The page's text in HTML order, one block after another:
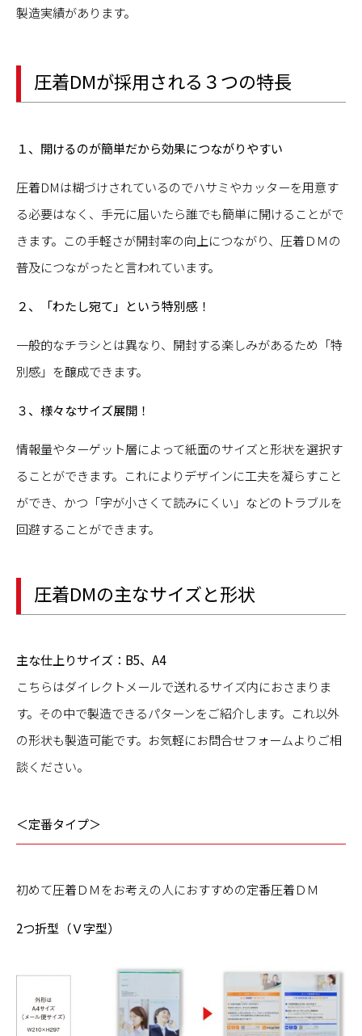
製造実績があります。
圧着DMが採用される３つの特長
１、開けるのが簡単だから効果につながりやすい
圧着DMは糊づけされているのでハサミやカッターを用意す
る必要はなく、手元に届いたら誰でも簡単に開けることがで
きます。この手軽さが開封率の向上につながり、圧着ＤＭの
普及につながったと言われています。
２、「わたし宛て」という特別感！
一般的なチラシとは異なり、開封する楽しみがあるため「特
別感」を醸成できます。
３、様々なサイズ展開！
情報量やターゲット層によって紙面のサイズと形状を選択す
ることができます。これによりデザインに工夫を凝らすこと
ができ、かつ「字が小さくて読みにくい」などのトラブルを
回避することができます。
圧着DMの主なサイズと形状
主な仕上りサイズ：B5、A4
こちらはダイレクトメールで送れるサイズ内におさまりま
す。その中で製造できるパターンをご紹介します。これ以外
の形状も製造可能です。お気軽にお問合せフォームよりご相
談ください。
＜定番タイプ＞
初めて圧着ＤＭをお考えの人におすすめの定番圧着ＤＭ
2つ折型（Ｖ字型）